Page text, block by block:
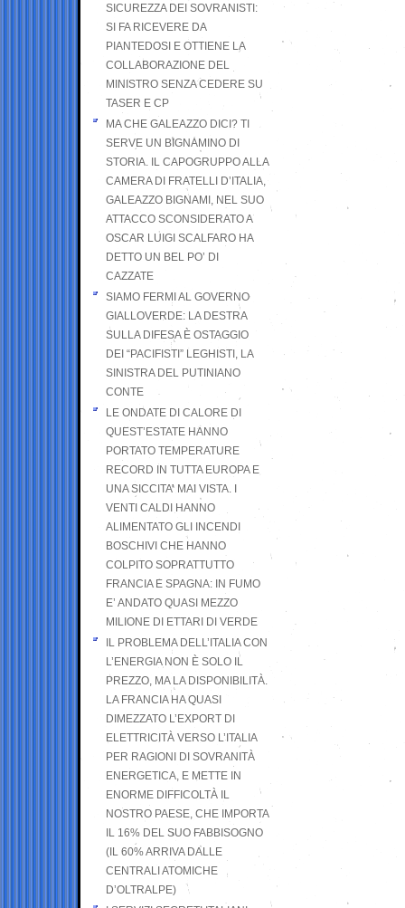
SICUREZZA DEI SOVRANISTI:
SI FA RICEVERE DA
PIANTEDOSI E OTTIENE LA
COLLABORAZIONE DEL
MINISTRO SENZA CEDERE SU
TASER E CP
MA CHE GALEAZZO DICI? TI
SERVE UN BIGNAMINO DI
STORIA. IL CAPOGRUPPO ALLA
CAMERA DI FRATELLI D’ITALIA,
GALEAZZO BIGNAMI, NEL SUO
ATTACCO SCONSIDERATO A
OSCAR LUIGI SCALFARO HA
DETTO UN BEL PO’ DI
CAZZATE
SIAMO FERMI AL GOVERNO
GIALLOVERDE: LA DESTRA
SULLA DIFESA È OSTAGGIO
DEI “PACIFISTI” LEGHISTI, LA
SINISTRA DEL PUTINIANO
CONTE
LE ONDATE DI CALORE DI
QUEST’ESTATE HANNO
PORTATO TEMPERATURE
RECORD IN TUTTA EUROPA E
UNA SICCITA’ MAI VISTA. I
VENTI CALDI HANNO
ALIMENTATO GLI INCENDI
BOSCHIVI CHE HANNO
COLPITO SOPRATTUTTO
FRANCIA E SPAGNA: IN FUMO
E’ ANDATO QUASI MEZZO
MILIONE DI ETTARI DI VERDE
IL PROBLEMA DELL’ITALIA CON
L’ENERGIA NON È SOLO IL
PREZZO, MA LA DISPONIBILITÀ.
LA FRANCIA HA QUASI
DIMEZZATO L’EXPORT DI
ELETTRICITÀ VERSO L’ITALIA
PER RAGIONI DI SOVRANITÀ
ENERGETICA, E METTE IN
ENORME DIFFICOLTÀ IL
NOSTRO PAESE, CHE IMPORTA
IL 16% DEL SUO FABBISOGNO
(IL 60% ARRIVA DALLE
CENTRALI ATOMICHE
D’OLTRALPE)